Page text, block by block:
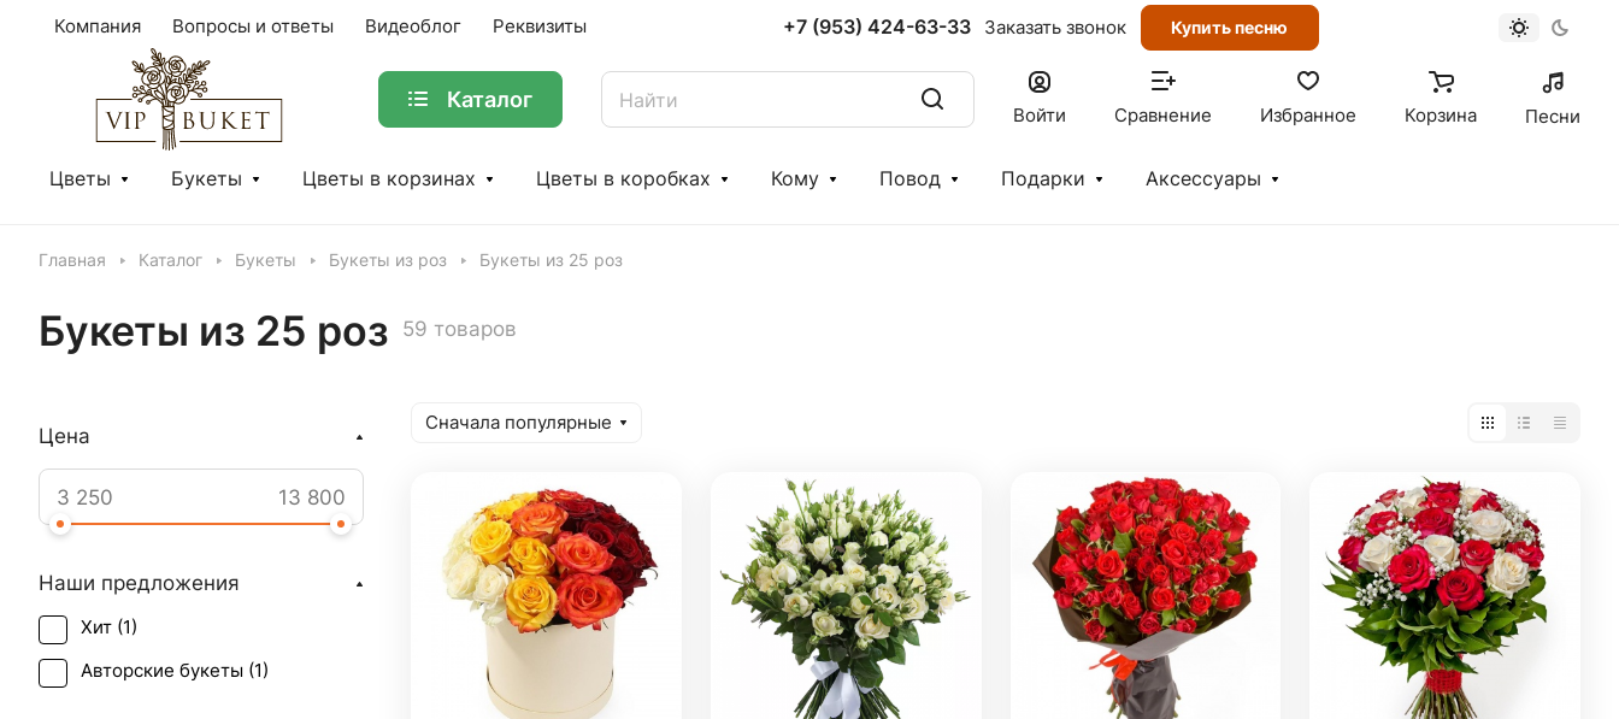
Компания Вопросы и ответы Видеоблог Реквизиты +7 (953) 424-63-33 Заказать звонок Купить песню
Каталог
Войти Сравнение Избранное Корзина Песни
Цветы Букеты Цветы в корзинах Цветы в коробках Кому Повод Подарки Аксессуары
Главная Каталог Букеты Букеты из роз Букеты из 25 роз
Букеты из 25 роз 59 товаров
Сначала популярные
Цена
Наши предложения
Хит (1)
Авторские букеты (1)